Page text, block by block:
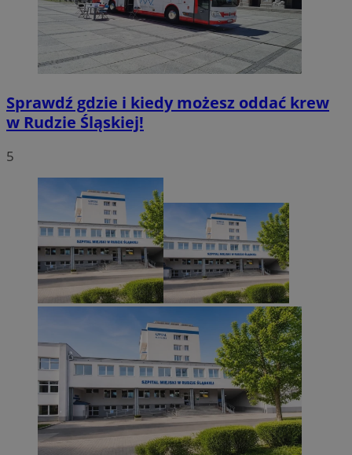
Sprawdź gdzie i kiedy możesz oddać krew
w Rudzie Śląskiej!
5